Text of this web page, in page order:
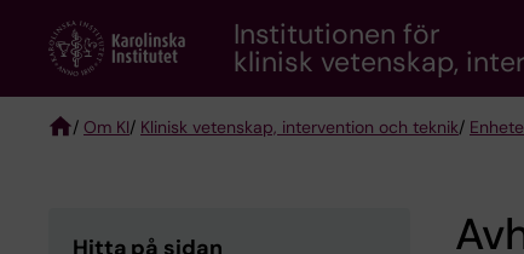
content
Institutionen för
klinisk vetenskap,
/ Om KI/ Klinisk vetenskap, intervention och teknik/
Hitta på sidan